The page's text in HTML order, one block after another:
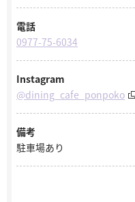
電話
0977-75-6034
Instagram
@dining_cafe_ponpoko
備考
駐車場あり